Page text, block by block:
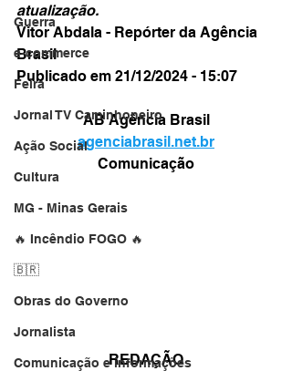
Guerra
e-commerce
Feira
Jornal TV Caminhoneiro
Ação Social
Cultura
MG - Minas Gerais
🔥 Incêndio FOGO 🔥
🇧🇷
Obras do Governo
Jornalista
Comunicação e informações
atualização.
Vitor Abdala - Repórter da Agência
Brasil
Publicado em 21/12/2024 - 15:07
AB Agência Brasil
agenciabrasil.net.br
Comunicação
REDAÇÃO